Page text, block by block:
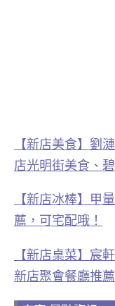
【新店美食】劉
店光明街美食、
【新店冰棒】甲
薦，可宅配哦！
【新店桌菜】宸
新店聚會餐廳推薦